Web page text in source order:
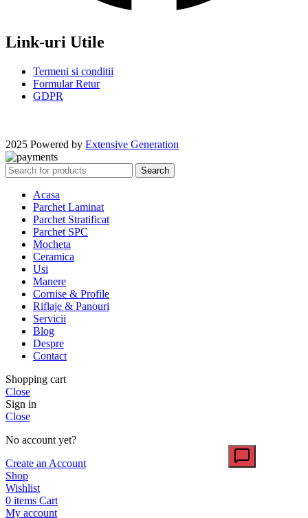
Link-uri Utile
Termeni si conditii
Formular Retur
GDPR
2025 Powered by Extensive Generation
Search
Acasa
Parchet Laminat
Parchet Stratificat
Parchet SPC
Mocheta
Ceramica
Usi
Manere
Cornise & Profile
Riflaje & Panouri
Servicii
Blog
Despre
Contact
Shopping cart
Close
Sign in
Close
No account yet?
Create an Account
Shop
Wishlist
0 items Cart
My account